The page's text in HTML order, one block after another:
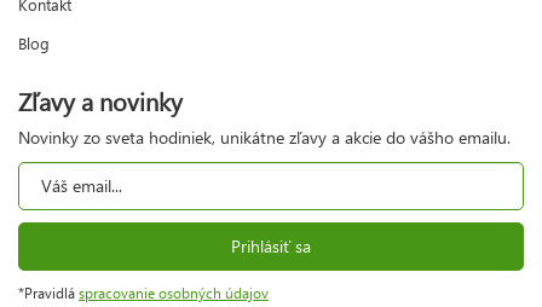
Blog
Zľavy a novinky
Novinky zo sveta hodiniek, unikátne zľavy a akcie do vášho emailu.
Prihlásiť sa
*Pravidlá spracovanie osobných údajov